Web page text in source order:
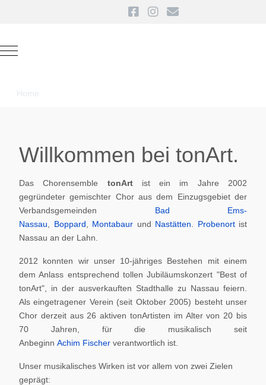
Mobile Menu Toggle
Home
Willkommen bei tonArt.
Das Chorensemble tonArt ist ein im Jahre 2002
gegründeter gemischter Chor aus dem Einzugsgebiet der
Verbandsgemeinden Bad Ems-
Nassau
Boppard Montabaur und Nastätten Probenortist
Nassau an der Lahn.
2012 konnten wir unser 10-jähriges Bestehen mit einem
dem Anlass entsprechend tollen Jubiläumskonzert "Best of
tonArt", in der ausverkauften Stadthalle zu Nassau feiern.
Als eingetragener Verein (seit Oktober 2005) besteht unser
Chor derzeit aus 26 aktiven tonArtisten im Alter von 20 bis
70 Jahren, für die musikalisch seit
Anbeginn Achim Fischer verantwortlich ist.
Unser musikalisches Wirken ist vor allem von zwei Zielen
geprägt: